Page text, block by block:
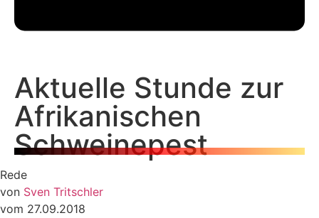
Aktuelle Stunde zur
Afrikanischen
Schweinepest
Rede
von Sven Tritschler
vom 27.09.2018